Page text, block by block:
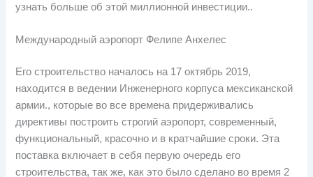
узнать больше об этой миллионной инвестиции..
Международный аэропорт Фелипе Анхелес
Его строительство началось на 17 октябрь 2019,
находится в ведении Инженерного корпуса мексиканской
армии., которые во все времена придерживались
директивы построить строгий аэропорт, современный,
функциональный, красочно и в кратчайшие сроки. Эта
поставка включает в себя первую очередь его
строительства, так же, как это было сделано во время 2